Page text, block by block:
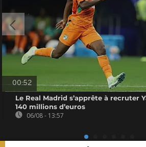
00:52
Le Real Madrid s’apprête à recruter
140 millions d’euros
06/08 - 13:57